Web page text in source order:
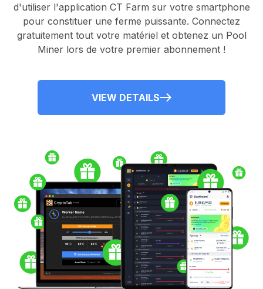
d'utiliser l'application CT Farm sur votre smartphone
pour constituer une ferme puissante. Connectez
gratuitement tout votre matériel et obtenez un Pool
Miner lors de votre premier abonnement !
VIEW DETAILS